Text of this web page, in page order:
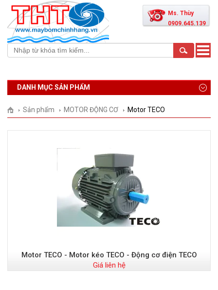
Ms. Thùy
0909.645.139
Toggle
DANH MỤC SẢN PHẨM
Sản phẩm MOTOR ĐỘNG CƠ Motor TECO
Motor TECO - Motor kéo TECO - Động cơ điện TECO
Giá liên hệ